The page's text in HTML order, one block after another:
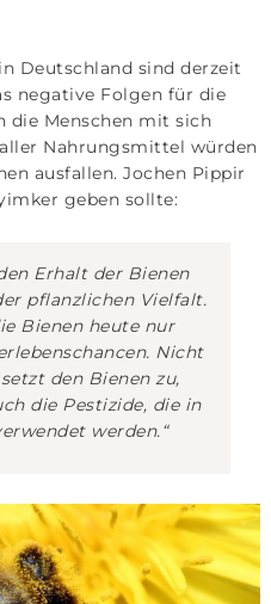
Deutschland sind derzeit
negative Folgen für die
die Menschen mit sich
Nahrungsmittel würden
ausfallen. Jochen Pippir
geben sollte:
Erhalt der Bienen
pflanzlichen Vielfalt.
Bienen heute nur
Nicht
den Bienen zu,
die Pestizide, die in
werden.“